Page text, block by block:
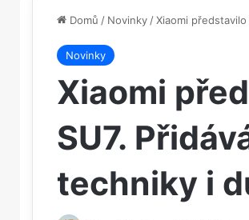
Domů / Novinky /Xiaomi
Novinky
Xiaomi
SU7.
techniky i